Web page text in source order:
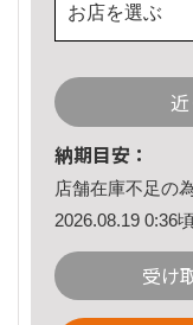
お店を選ぶ
納期目安：
店舗在庫不足の
2026.08.19 0:36
受け